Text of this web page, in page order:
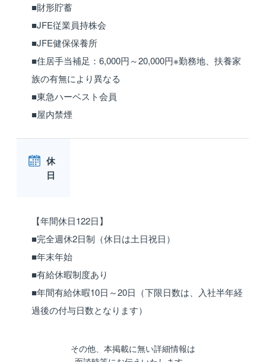
■財形貯蓄
■JFE従業員持株会
■JFE健保保養所
■住居手当補足：6,000円～20,000円※勤務地、扶養家
族の有無により異なる
■東急ハーベスト会員
■屋内禁煙
休
日
【年間休日122日】
■完全週休2日制（休日は土日祝日）
■年末年始
■有給休暇制度あり
■年間有給休暇10日～20日（下限日数は、入社半年経
過後の付与日数となります）
その他、本掲載に無い詳細情報は